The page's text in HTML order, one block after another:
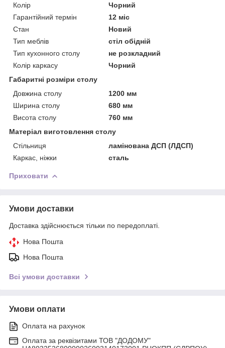
Колір
Чорний
Гарантійний термін
12 міс
Стан
Новий
Тип меблів
стіл обідній
Тип кухонного столу
не розкладний
Колір каркасу
Чорний
Габаритні розміри столу
Довжина столу
1200 мм
Ширина столу
680 мм
Висота столу
760 мм
Матеріал виготовлення столу
Стільниця
ламінована ДСП (ЛДСП)
Каркас, ніжки
сталь
Приховати
Умови доставки
Доставка здійснюється тільки по передоплаті.
Нова Пошта
Нова Пошта
Всі умови доставки
Умови оплати
Оплата на рахунок
Оплата за реквізитами ТОВ "ДОДОМУ"